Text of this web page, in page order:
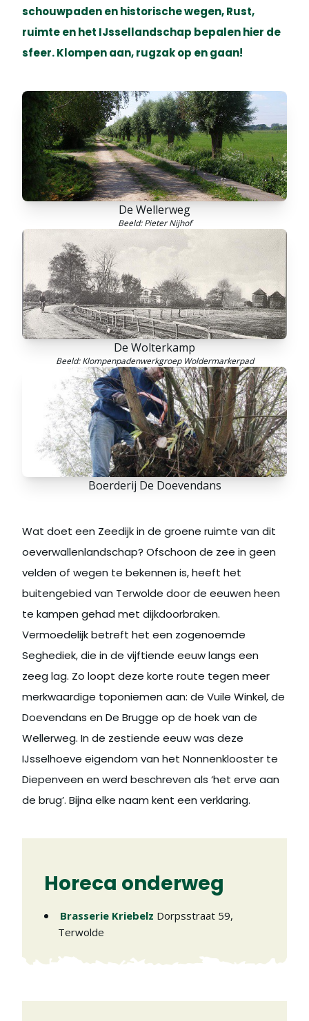
schouwpaden en historische wegen, Rust,
ruimte en het IJssellandschap bepalen hier de
sfeer. Klompen aan, rugzak op en gaan!
De Wellerweg
Beeld: Pieter Nijhof
De Wolterkamp
Beeld: Klompenpadenwerkgroep Woldermarkerpad
Boerderij De Doevendans
Wat doet een Zeedijk in de groene ruimte van dit
oeverwallenlandschap? Ofschoon de zee in geen
velden of wegen te bekennen is, heeft het
buitengebied van Terwolde door de eeuwen heen
te kampen gehad met dijkdoorbraken.
Vermoedelijk betreft het een zogenoemde
Seghediek, die in de vijftiende eeuw langs een
zeeg lag. Zo loopt deze korte route tegen meer
merkwaardige toponiemen aan: de Vuile Winkel, de
Doevendans en De Brugge op de hoek van de
Wellerweg. In de zestiende eeuw was deze
IJsselhoeve eigendom van het Nonnenklooster te
Diepenveen en werd beschreven als ‘het erve aan
de brug’. Bijna elke naam kent een verklaring.
Horeca onderweg
Brasserie Kriebelz Dorpsstraat 59,
Terwolde